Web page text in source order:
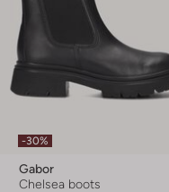
-30%
Gabor
Chelsea boots